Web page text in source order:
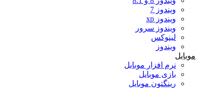
ویندوز 7
ویندوز xp
ویندوز سرور
لینوکس
ویندوز
موبایل
نرم افزار موبایل
بازی موبایل
رینگتون موبایل